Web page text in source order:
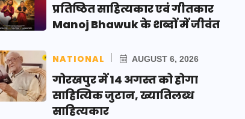
प्रतिष्ठित साहित्यकार एवं गीतकार
Manoj Bhawuk के शब्दों में जीवंत
NATIONAL AUGUST 6, 2026
गोरखपुर में 14 अगस्त को होगा
साहित्यिक जुटान, ख्यातिलब्ध
साहित्यकार